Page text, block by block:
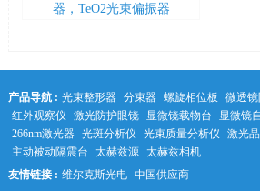
器，TeO2光束偏振器
产品导航 : 光束整形器 分束器 螺旋相位板 微透镜
红外观察仪
激光防护眼镜 显微镜载物台 显微镜
266nm激光器 光斑分析仪 光束质量分析仪 激光
主动被动隔震台
太赫兹源 太赫兹相机
友情链接 : 维尔克斯光电 中国供应商